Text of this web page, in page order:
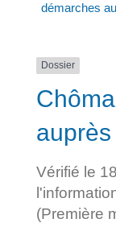
démarches
Dossier
Vérifié le
(Première